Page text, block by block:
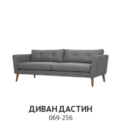
ДИВАН ДАСТИН
069-256